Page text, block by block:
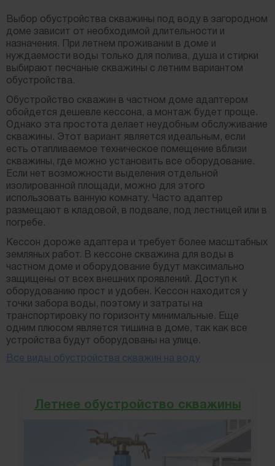
Выбор обустройства скважины под воду в загородном
доме зависит от необходимой длительности и
назначения. При летнем проживании в доме и
нуждаемости воды только для полива, душа и стирки
выбирают песчаные скважины с летним вариантом
обустройства.
Обустройство скважин в частном доме адаптером
обойдется дешевле кессона, а монтаж будет проще.
Однако эта простота делает неудобным обслуживание
скважины. Этот вариант является идеальным, если
есть отапливаемое техническое помещение вблизи
скважины, где можно установить все оборудование.
Если нет возможности выделения отдельной
изолированной площади, можно для этого
использовать ванную комнату. Часто адаптер
размещают в кладовой, в подвале, под лестницей или в
погребе.
Кессон дороже адаптера и требует более масштабных
земляных работ. В кессоне скважина для воды в
частном доме и оборудование будут максимально
защищены от всех внешних проявлений. Доступ к
оборудованию прост и удобен. Кессон находится у
точки забора воды, поэтому и затраты на
транспортировку по горизонту минимальные. Еще
одним плюсом является тишина в доме, так как все
устройства будут оборудованы на улице.
Все виды обустройства скважин на воду
Летнее обустройство скважины